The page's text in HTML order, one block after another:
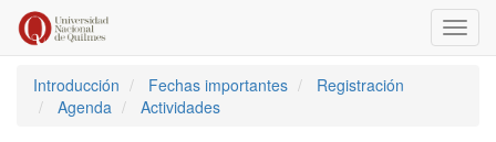
Introducción
Fechas importantes
Registración
Agenda
Actividades